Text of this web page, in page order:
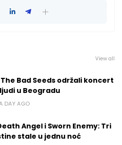
View all
Bad Seeds održali koncert
u Beogradu
DAY AGO
Angel i Sworn Enemy: Tri
stale u jednu noć